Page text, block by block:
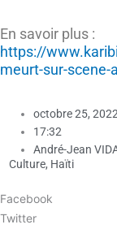
En savoir plus :
https://
meurt-sur-scene-
octobre 25, 2022
17:32
André-Jean
Culture, Haïti
Facebook
Twitter